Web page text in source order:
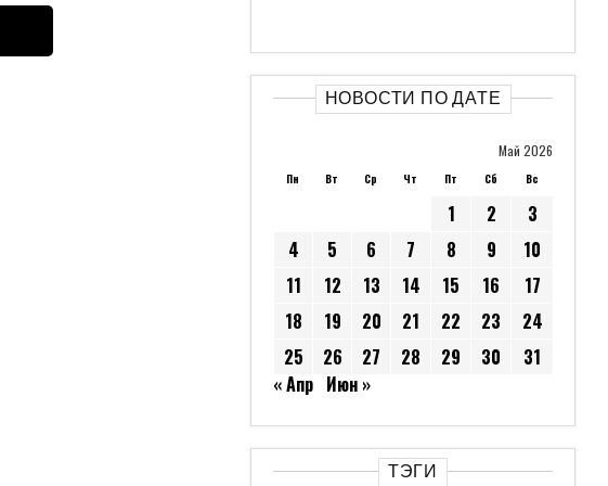
НОВОСТИ ПО ДАТЕ
Май 2026
Пн Вт Ср Чт Пт Сб Вс
1 2
3
4
5 6 7 8 9
10
11
12 13 14 15 16
17
18
19 20 21 22 23
24
25
26 27 28 29 30
31
« Апр Июн »
ТЭГИ